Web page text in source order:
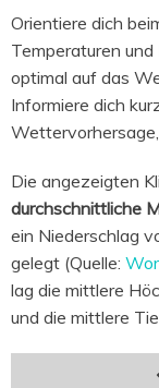
Orientiere dich
Temperaturen
optimal auf das
Informiere dich
Die angezeigten
durchschnittliche
ein Niederschlag
gelegt (Quelle:
lag die mittlere
und die mittlere